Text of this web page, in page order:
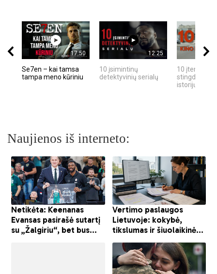
17:50
Se7en – kai tamsa
tampa meno kūriniu
12:25
10 įsimintinų
detektyvinių serialų
10 įtemptų,
stingdančių
istorijų
Naujienos iš interneto: